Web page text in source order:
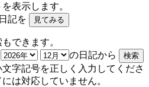
表示します。
記を
できます。
の日記から
字記号を正しく入力してくださ
は対応していません。